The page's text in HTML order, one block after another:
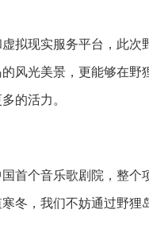
现实服务平台，此次
风光美景，更能够在
的活力。
个音乐歌剧院，整个
冬，我们不妨通过野